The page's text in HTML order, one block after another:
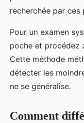
recherchée par ces
Pour un examen
poche et procédez
Cette méthode
détecter les
ne se généralise.
Comment